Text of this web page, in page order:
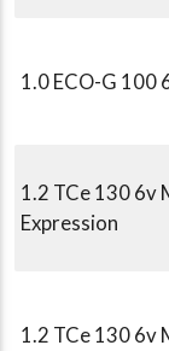
1.0 ECO-G 100
1.2 TCe 130 6v
Expression
1.2 TCe 130 6v